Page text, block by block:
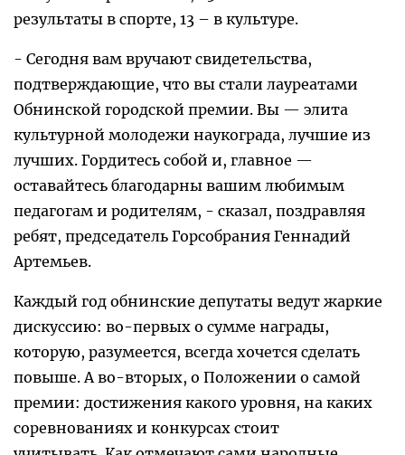
результаты в спорте, 13 – в культуре.
- Сегодня вам вручают свидетельства,
подтверждающие, что вы стали лауреатами
Обнинской городской премии. Вы — элита
культурной молодежи наукограда, лучшие из
лучших. Гордитесь собой и, главное —
оставайтесь благодарны вашим любимым
педагогам и родителям, - сказал, поздравляя
ребят, председатель Горсобрания Геннадий
Артемьев.
Каждый год обнинские депутаты ведут жаркие
дискуссию: во-первых о сумме награды,
которую, разумеется, всегда хочется сделать
повыше. А во-вторых, о Положении о самой
премии: достижения какого уровня, на каких
соревнованиях и конкурсах стоит